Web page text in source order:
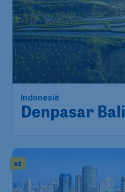
Indonesië
Denpasar Bali
#2